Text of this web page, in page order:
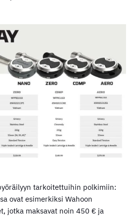
tarkoitettuihin polkimiin:
ovat esimerkiksi Wahoon
jotka maksavat noin 450 € ja